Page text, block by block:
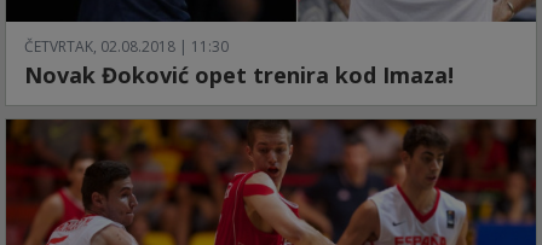
ČETVRTAK, 02.08.2018 | 11:30
Novak Đoković opet trenira kod Imaza!